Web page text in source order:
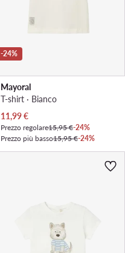
-24%
Mayoral
T-shirt · Bianco
Prezzo attuale
11,99€
Prezzo regolare15,95 €-24%
Prezzo più basso15,95 €-24%